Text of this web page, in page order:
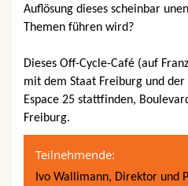
Auflösung dieses scheinbar
Themen führen wird?
Dieses Off-Cycle-Café (auf
mit dem Staat Freiburg und
Espace 25 stattfinden,
Freiburg.
Teilnehmende:
Ivo Wallimann, Direktor und